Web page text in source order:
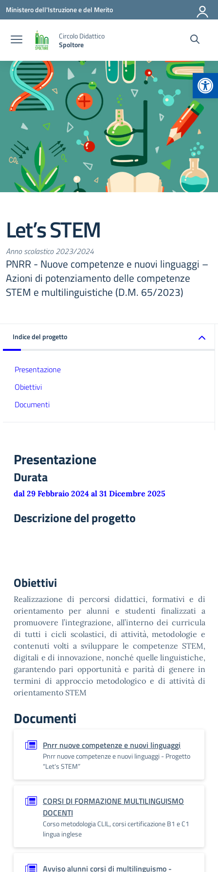
Vai ai contenuti
Vai al menu di navigazione
Vai al footer
Ministero dell'Istruzione e del Merito
Circolo Didattico
Spoltore
Let’s STEM
Anno scolastico 2023/2024
PNRR - Nuove competenze e nuovi linguaggi –
Azioni di potenziamento delle competenze
STEM e multilinguistiche (D.M. 65/2023)
Indice del progetto
Presentazione
Obiettivi
Documenti
Presentazione
Durata
dal 29 Febbraio 2024 al 31 Dicembre 2025
Descrizione del progetto
Obiettivi
Realizzazione di percorsi didattici, formativi e di
orientamento per alunni e studenti finalizzati a
promuovere l’integrazione, all’interno dei curricula
di tutti i cicli scolastici, di attività, metodologie e
contenuti volti a sviluppare le competenze STEM,
digitali e di innovazione, nonché quelle linguistiche,
garantendo pari opportunità e parità di genere in
termini di approccio metodologico e di attività di
orientamento STEM
Documenti
Pnrr nuove competenze e nuovi linguaggi
Pnrr nuove competenze e nuovi linguaggi - Progetto
“Let's STEM”
CORSI DI FORMAZIONE MULTILINGUISMO
DOCENTI
Corso metodologia CLIL, corsi certificazione B1 e C1
lingua inglese
Avviso alunni corsi di multilinguismo -